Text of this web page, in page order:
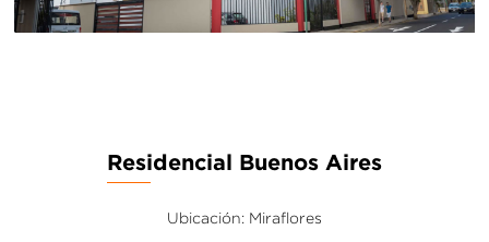
Residencial Buenos Aires
Ubicación: Miraflores